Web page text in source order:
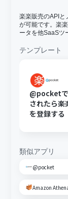
楽楽販売のAPIと
が可能です。楽
ータを他SaaSツ
テンプレート
@pocket
されたら楽
を登録する
類似アプリ
@pocket
Amazon